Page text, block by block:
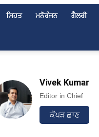
ਸਿਹਤ ਮਨੋਰੰਜਨ ਗੈਲਰੀ
Vivek Kumar
Editor in Chief
ਕੱਪੜ ਛਾਣ